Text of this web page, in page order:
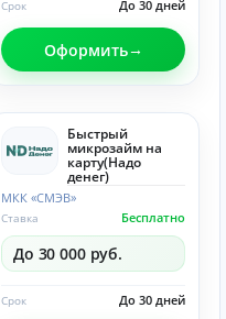
До 30 дней
Срок
Оформить
Быстрый
микрозайм на
карту(Надо
денег)
МКК «СМЭВ»
Бесплатно
Ставка
До 30 000 руб.
До 30 дней
Срок